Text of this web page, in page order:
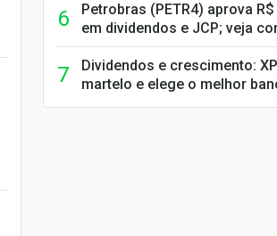
Petrobras (PETR4) aprova
em dividendos e JCP; veja
Dividendos e crescimento:
martelo e elege o melhor